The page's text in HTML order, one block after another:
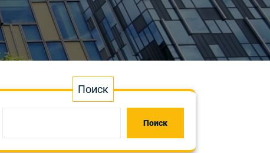
Поиск
Поиск